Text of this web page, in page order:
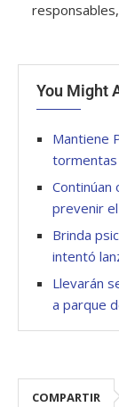
You Might
Mantiene
Continúan
prevenir
Brinda
intentó
Llevarán
a parque
COMPARTIR